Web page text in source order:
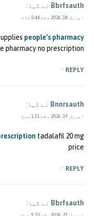
Bbrfsauth نے کہا:
اپریل 18, 2026 وقت 5:44 شام
people’s pharmacy
pharmacy no prescription
REPLY
Bnnrsauth نے کہا:
اپریل 19, 2026 وقت 1:11 صبح
tadalafil 20 mg
price
REPLY
Bbrfsauth نے کہا:
اپریل 21, 2026 وقت 9:33 صبح